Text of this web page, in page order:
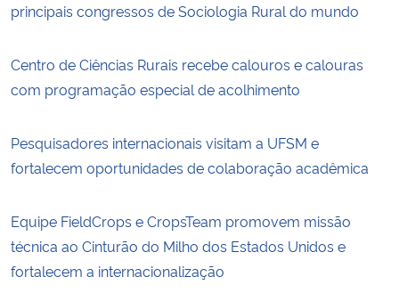
principais congressos de Sociologia Rural do mundo
Centro de Ciências Rurais recebe calouros e calouras
com programação especial de acolhimento
Pesquisadores internacionais visitam a UFSM e
fortalecem oportunidades de colaboração acadêmica
Equipe FieldCrops e CropsTeam promovem missão
técnica ao Cinturão do Milho dos Estados Unidos e
fortalecem a internacionalização